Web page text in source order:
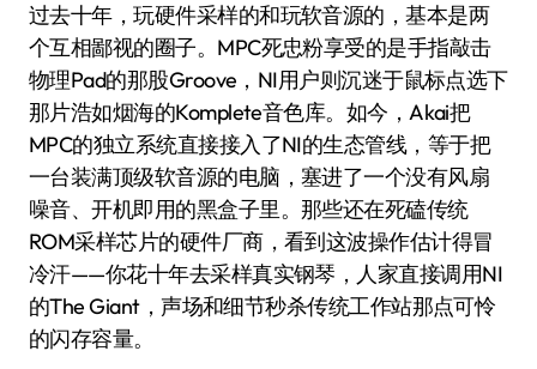
过去十年，玩硬件采样的和玩软音源的，基本是两
个互相鄙视的圈子。MPC死忠粉享受的是手指敲击
物理Pad的那股Groove，NI用户则沉迷于鼠标点选下
那片浩如烟海的Komplete音色库。如今，Akai把
MPC的独立系统直接接入了NI的生态管线，等于把
一台装满顶级软音源的电脑，塞进了一个没有风扇
噪音、开机即用的黑盒子里。那些还在死磕传统
ROM采样芯片的硬件厂商，看到这波操作估计得冒
冷汗——你花十年去采样真实钢琴，人家直接调用NI
的The Giant，声场和细节秒杀传统工作站那点可怜
的闪存容量。